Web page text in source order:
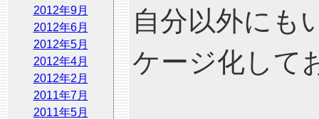
2012年9月
2012年6月
2012年5月
2012年4月
2012年2月
2011年7月
2011年5月
自分以外にも
ケージ化して